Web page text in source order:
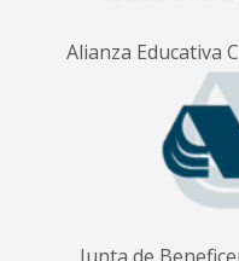
Alianza Educativa